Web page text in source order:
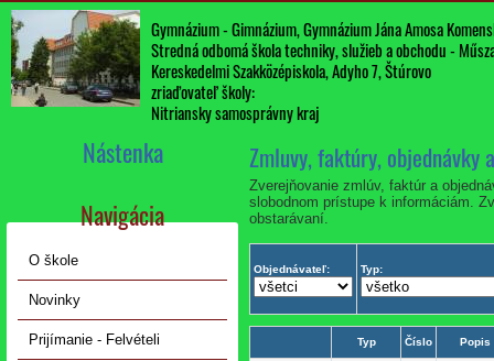
Gymnázium - Gimnázium, Gymnázium Jána Amosa
Stredná odbomá škola techniky, služieb a obchodu -
Kereskedelmi Szakközépiskola, Adyho 7, Štúrovo
zriaďovateľ školy:
Nitriansky samosprávny kraj
Nástenka
Navigácia
O škole
Novinky
Prijímanie - Felvételi
Zmluvy, faktúry, objednávky
Zverejňovanie zmlúv, faktúr a
slobodnom prístupe k informáciám.
obstarávaní.
Objednávateľ: Typ:
Typ Číslo Popis